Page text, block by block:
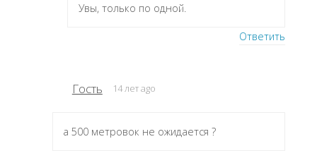
Увы, только по одной.
Ответить
Гость 14 лет ago
а 500 метровок не ожидается ?